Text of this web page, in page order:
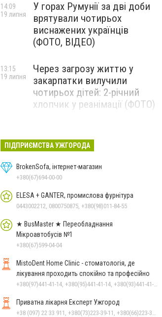
У горах Румунії за дві доби
врятували чотирьох
виснажених українців
(ФОТО, ВІДЕО)
14:09
19 липня
Через загрозу життю у
закарпатки вилучили
чотирьох дітей: 2-річний
хлопчик у реанімації (ФОТО)
13:15
19 липня
полеглим захисником
Артемом Ромчаком
19 липня
ПІДПРИЄМСТВА УЖГОРОДА
BrokenSofa, інтернет-магазин
+380(67)694-00-00
ELESA + GANTER, промислова фурнітура
0443002212, 0800750875, +380(98)011-84-55
★ BusMaster ★ Переобладнання
Мікроавтобусів №1
+380(67)599-04-04
MistoDent Home Clinic - стоматологія, де
лікування проходить спокійно та професійно
+380(97)441-41-14, +380(95)441-41-14, +380(93)441-41-14
Приватна лікарня Експерт Ужгород
+38 (097) 22 33 911, +380(73)223-39-11, +380(66)223-39-11